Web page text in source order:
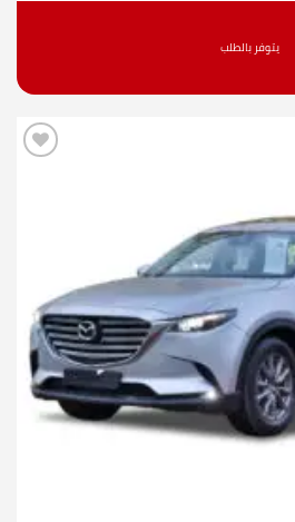
يتوفر بالطلب